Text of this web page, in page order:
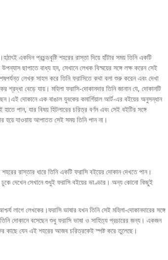
একদিন প্রচন্ডবৃষ্টি শহরের রাস্তা দিয়ে হাঁটার সময় তিনি একটি
ছাপাতে বাধ্য হন, সেখানে লেখক বিস্ময়ের সঙ্গে লক্ষ করেন সেই
লেখক সাহস করে তিনি ফরাসিতে কথা বলা শুরু করেন এবং দেখা
শ্রদ্ধা বেড়ে যায়। মহিলা ফরাসি-দোকানদার তিনি জানান যে, দোকানটি
দোকানে এক বাঙাল যুবকের কমার্শিয়াল আর্ট-এর বইয়ের অনুসন্ধান
পান, যার বিষয় হিটলারের চরিত্র বর্ণন এবং সেই বইটির সঙ্গে
হয়ে যাওয়ায় আপাতত সেই সময় তিনি পান না।
রাস্তার ধারে তিনি একটি ফরাসি বইয়ের দোকান দেখতে পান।
দেখেন সেখানে শুধুই ফরাসি বইয়ের ভাণ্ডার। অন্য কোনো কিছুই
লাগে লেখকের।ফরাসি ভাষার যখন তিনি সেই মহিলা-দোকানদারের সঙ্গে
দোকানে বসেছেন শুধু ফরাসি ভাষা ও সাহিত্য প্রচারের জন্য। একজন
কাছে যেন এই শহরের আজব চরিত্রকেই স্পষ্ট করে তুলেছে।